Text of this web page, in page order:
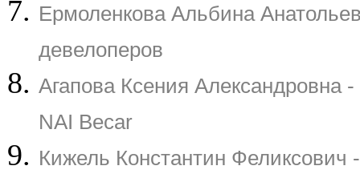
Ермоленкова Альбина
девелоперов
Агапова Ксения Александровна
NAI Becar
Кижель Константин Феликсович